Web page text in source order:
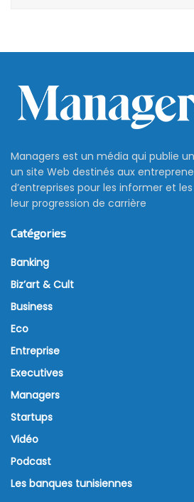
Managers est un média qui publie
un site Web destinés aux
d’entreprises pour les informer et
leur progression de carrière
Catégories
Banking
Biz’art & Cult
Business
Eco
Entreprise
Executives
Managers
Startups
Vidéo
Podcast
Les banques tunisiennes